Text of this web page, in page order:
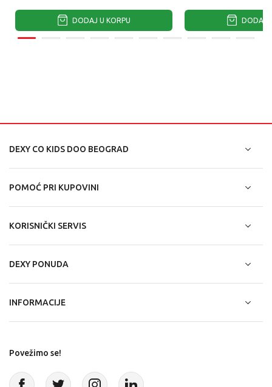
DODAJ U KORPU DODAJ
DEXY CO KIDS DOO BEOGRAD
POMOĆ PRI KUPOVINI
KORISNIČKI SERVIS
DEXY PONUDA
INFORMACIJE
Povežimo se!